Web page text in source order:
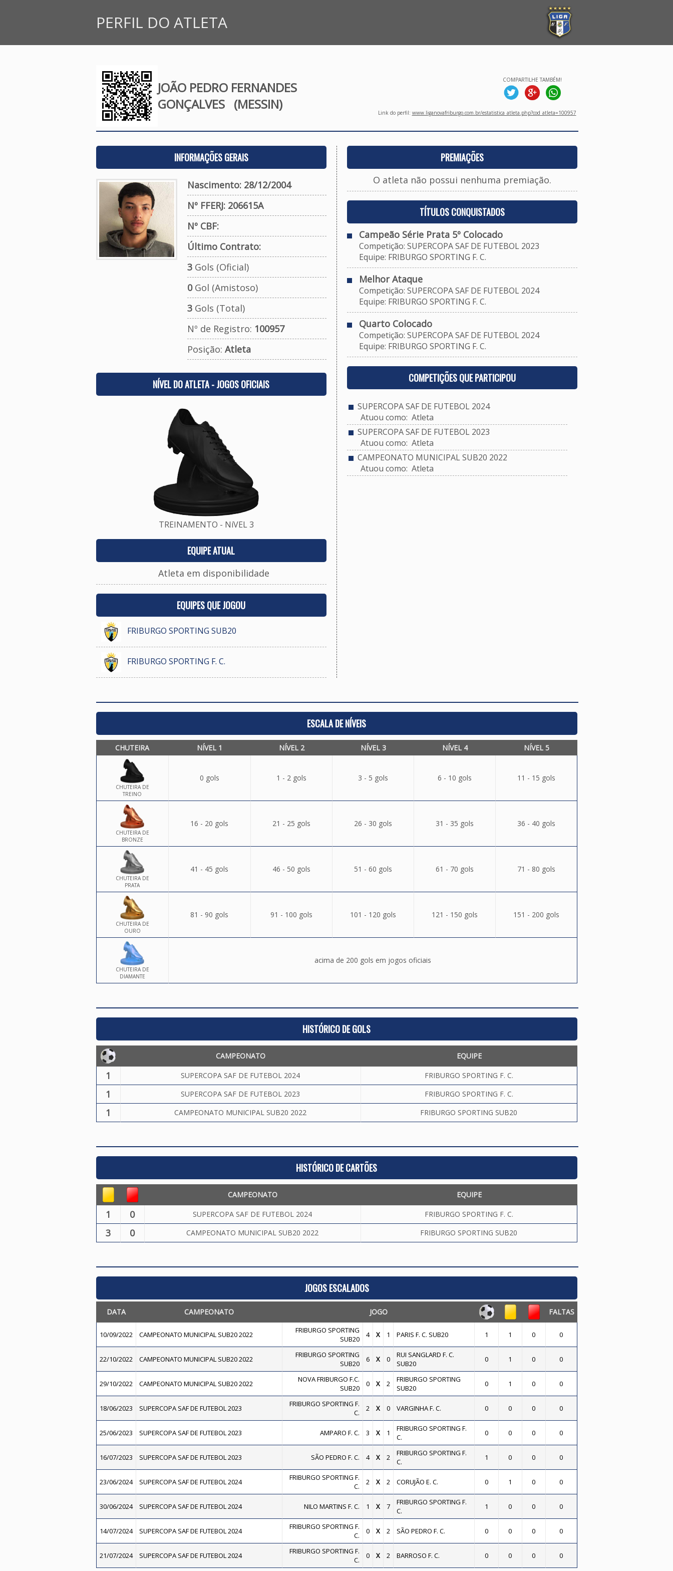
PERFIL DO ATLETA
JOÃO PEDRO FERNANDES
GONÇALVES (MESSIN)
COMPARTILHE TAMBÉM!
Link do perfil: www.liganovafriburgo.com.br/estatistica_atleta.php?cod_atleta=100957
INFORMAÇÕES GERAIS
Nascimento: 28/12/2004
Nº FFERJ: 206615A
Nº CBF:
Último Contrato:
3Gols (Oficial)
0Gol (Amistoso)
3Gols (Total)
Nº de Registro: 100957
Posição: Atleta
NÍVEL DO ATLETA - JOGOS OFICIAIS
TREINAMENTO - NíVEL 3
EQUIPE ATUAL
Atleta em disponibilidade
EQUIPES QUE JOGOU
FRIBURGO SPORTING SUB20
FRIBURGO SPORTING F. C.
PREMIAÇÕES
O atleta não possui nenhuma premiação.
TÍTULOS CONQUISTADOS
Campeão Série Prata 5º Colocado
Competição: SUPERCOPA SAF DE FUTEBOL 2023
Equipe: FRIBURGO SPORTING F. C.
Melhor Ataque
Competição: SUPERCOPA SAF DE FUTEBOL 2024
Equipe: FRIBURGO SPORTING F. C.
Quarto Colocado
Competição: SUPERCOPA SAF DE FUTEBOL 2024
Equipe: FRIBURGO SPORTING F. C.
COMPETIÇÕES QUE PARTICIPOU
SUPERCOPA SAF DE FUTEBOL 2024
Atuou como: Atleta
SUPERCOPA SAF DE FUTEBOL 2023
Atuou como: Atleta
CAMPEONATO MUNICIPAL SUB20 2022
Atuou como: Atleta
ESCALA DE NÍVEIS
CHUTEIRA NÍVEL 1 NÍVEL 2 NÍVEL 3 NÍVEL 4 NÍVEL 5
CHUTEIRA DE
TREINO
0 gols 1 - 2 gols 3 - 5 gols 6 - 10 gols 11 - 15 gols
CHUTEIRA DE
BRONZE
16 - 20 gols 21 - 25 gols 26 - 30 gols 31 - 35 gols 36 - 40 gols
CHUTEIRA DE
PRATA
41 - 45 gols 46 - 50 gols 51 - 60 gols 61 - 70 gols 71 - 80 gols
CHUTEIRA DE
OURO
81 - 90 gols 91 - 100 gols 101 - 120 gols 121 - 150 gols 151 - 200 gols
CHUTEIRA DE
DIAMANTE
acima de 200 gols em jogos oficiais
HISTÓRICO DE GOLS
CAMPEONATO EQUIPE
1 SUPERCOPA SAF DE FUTEBOL 2024 FRIBURGO SPORTING F. C.
1 SUPERCOPA SAF DE FUTEBOL 2023 FRIBURGO SPORTING F. C.
1 CAMPEONATO MUNICIPAL SUB20 2022 FRIBURGO SPORTING SUB20
HISTÓRICO DE CARTÕES
CAMPEONATO EQUIPE
1 0 SUPERCOPA SAF DE FUTEBOL 2024 FRIBURGO SPORTING F. C.
3 0 CAMPEONATO MUNICIPAL SUB20 2022 FRIBURGO SPORTING SUB20
JOGOS ESCALADOS
DATA CAMPEONATO JOGO FALTAS
10/09/2022 CAMPEONATO MUNICIPAL SUB20 2022
FRIBURGO SPORTING
SUB20
4 X 1 PARIS F. C. SUB20 1 1 0 0
22/10/2022 CAMPEONATO MUNICIPAL SUB20 2022
FRIBURGO SPORTING
SUB20
6 X 0
RUI SANGLARD F. C.
SUB20
0 1 0 0
29/10/2022 CAMPEONATO MUNICIPAL SUB20 2022
NOVA FRIBURGO F.C.
SUB20
0 X 2
FRIBURGO SPORTING
SUB20
0 1 0 0
18/06/2023 SUPERCOPA SAF DE FUTEBOL 2023
FRIBURGO SPORTING F.
C.
2 X 0 VARGINHA F. C. 0 0 0 0
25/06/2023 SUPERCOPA SAF DE FUTEBOL 2023 AMPARO F. C. 3 X 1
FRIBURGO SPORTING F.
C.
0 0 0 0
16/07/2023 SUPERCOPA SAF DE FUTEBOL 2023 SÃO PEDRO F. C. 4 X 2
FRIBURGO SPORTING F.
C.
1 0 0 0
23/06/2024 SUPERCOPA SAF DE FUTEBOL 2024
FRIBURGO SPORTING F.
C.
2 X 2 CORUJÃO E. C. 0 1 0 0
30/06/2024 SUPERCOPA SAF DE FUTEBOL 2024 NILO MARTINS F. C. 1 X 7
FRIBURGO SPORTING F.
C.
1 0 0 0
14/07/2024 SUPERCOPA SAF DE FUTEBOL 2024
FRIBURGO SPORTING F.
C.
0 X 2 SÃO PEDRO F. C. 0 0 0 0
21/07/2024 SUPERCOPA SAF DE FUTEBOL 2024
FRIBURGO SPORTING F.
C.
0 X 2 BARROSO F. C. 0 0 0 0